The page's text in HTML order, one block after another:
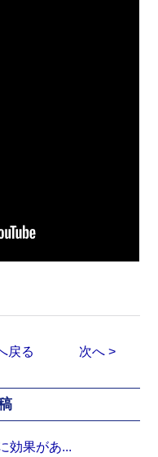
戻る 次へ >
効果があ...